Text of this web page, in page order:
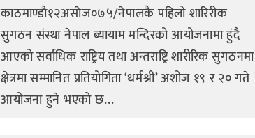
काठमाण्डाै१२असाेज०७५/नेपालकै पहिलो शारिरीक
सुगठन संस्था नेपाल ब्यायाम मन्दिरको आयोजनामा हुंदै
आएको सर्वाधिक राष्ट्रिय तथा अन्तराष्ट्रि शारीरिक सुगठनमा
क्षेत्रमा सम्मानित प्रतियोगिता ‘धर्मश्री’ अशोज १९ र २० गते
आयोजना हुने भएको छ...